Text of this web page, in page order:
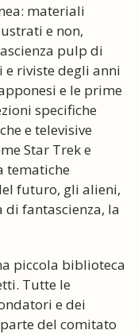
materiali
e non,
pulp di
e riviste degli anni
e le prime
specifiche
e televisive
Star Trek e
tematiche
futuro, gli alieni,
di fantascienza, la
piccola biblioteca
Tutte le
e dei
del comitato